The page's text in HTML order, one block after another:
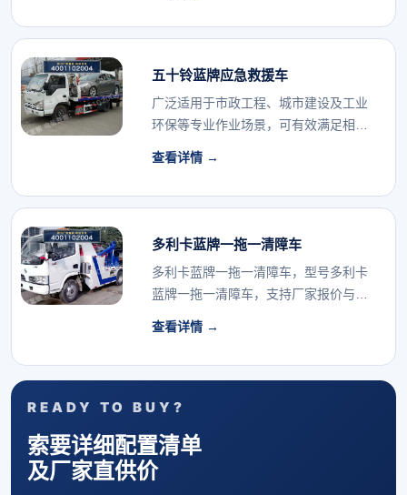
五十铃蓝牌应急救援车
广泛适用于市政工程、城市建设及工业
环保等专业作业场景，可有效满足相关
行业的专用车辆配...
查看详情 →
多利卡蓝牌一拖一清障车
多利卡蓝牌一拖一清障车，型号多利卡
蓝牌一拖一清障车，支持厂家报价与配
置确认。...
查看详情 →
READY TO BUY?
索要详细配置清单
及厂家直供价